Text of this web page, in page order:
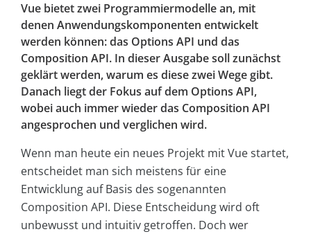
Vue bietet zwei Programmiermodelle an, mit
denen Anwendungskomponenten entwickelt
werden können: das Options API und das
Composition API. In dieser Ausgabe soll zunächst
geklärt werden, warum es diese zwei Wege gibt.
Danach liegt der Fokus auf dem Options API,
wobei auch immer wieder das Composition API
angesprochen und verglichen wird.
Wenn man heute ein neues Projekt mit Vue startet,
entscheidet man sich meistens für eine
Entwicklung auf Basis des sogenannten
Composition API. Diese Entscheidung wird oft
unbewusst und intuitiv getroffen. Doch wer